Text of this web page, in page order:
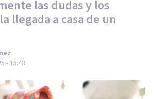
las dudas y los
llegada a casa de un
- 15:43